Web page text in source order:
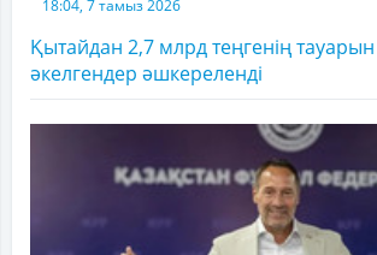
18:04, 7 тамыз 2026
Қытайдан 2,7 млрд теңгенің
әкелгендер әшкереленді